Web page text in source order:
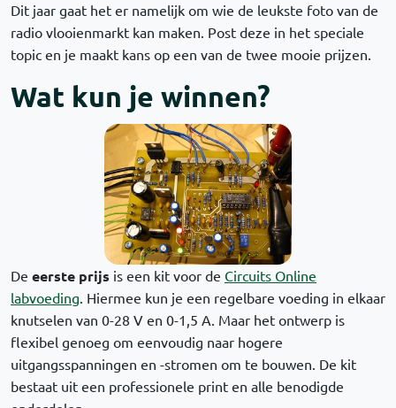
Dit jaar gaat het er namelijk om wie de leukste foto van de
radio vlooienmarkt kan maken. Post deze in het speciale
topic en je maakt kans op een van de twee mooie prijzen.
Wat kun je winnen?
De eerste prijs is een kit voor de Circuits Online
labvoeding. Hiermee kun je een regelbare voeding in elkaar
knutselen van 0-28 V en 0-1,5 A. Maar het ontwerp is
flexibel genoeg om eenvoudig naar hogere
uitgangsspanningen en -stromen om te bouwen. De kit
bestaat uit een professionele print en alle benodigde